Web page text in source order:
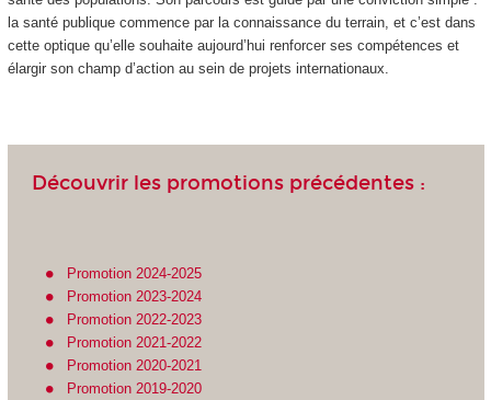
la santé publique commence par la connaissance du terrain, et c’est dans
cette optique qu’elle souhaite aujourd’hui renforcer ses compétences et
élargir son champ d’action au sein de projets internationaux.
Découvrir les promotions précédentes :
Promotion 2024-2025
Promotion 2023-2024
Promotion 2022-2023
Promotion 2021-2022
Promotion 2020-2021
Promotion 2019-2020